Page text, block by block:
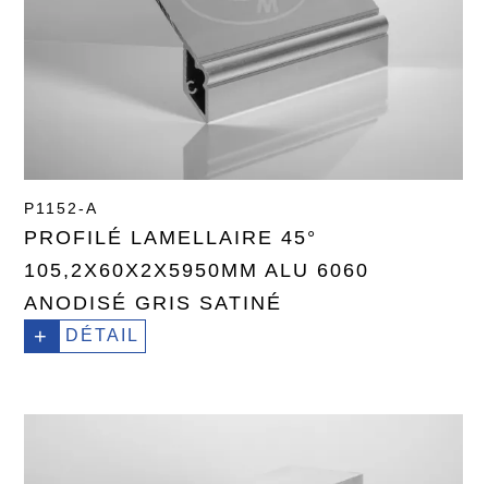
P1152-A
PROFILÉ LAMELLAIRE 45°
105,2X60X2X5950MM ALU 6060
ANODISÉ GRIS SATINÉ
+ DÉTAIL